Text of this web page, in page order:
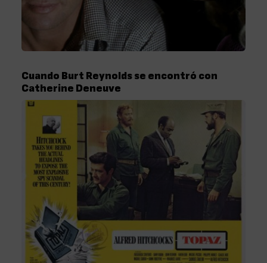
Cuando Burt Reynolds se encontró con
Catherine Deneuve